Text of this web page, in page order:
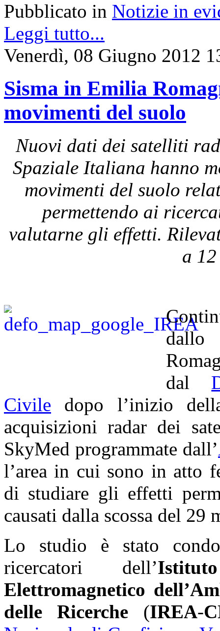
Pubblicato in Notizie in
Leggi tutto...
Venerdì, 08 Giugno 2012
Sisma in Emilia
movimenti del suolo
Nuovi dati dei satelliti
Spaziale Italiana hanno
movimenti del suolo
permettendo ai
valutarne gli effetti.
a
dallo
dal
Civile dopo l’inizio
acquisizioni radar dei
SkyMed programmate dall’
l’area in cui sono in atto
di studiare gli effetti
causati dalla scossa del 29
Lo studio è stato
ricercatori dell’
Elettromagnetico
delle Ricerche (IREA-